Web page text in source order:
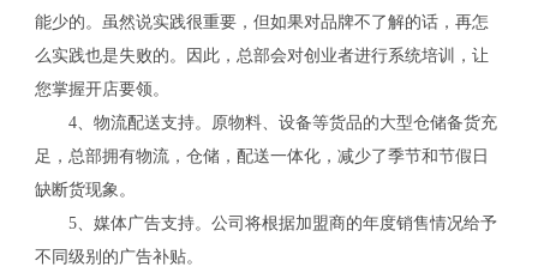
能少的。虽然说实践很重要，但如果对品牌不了解的话，再怎
么实践也是失败的。因此，总部会对创业者进行系统培训，让
您掌握开店要领。
4、物流配送支持。原物料、设备等货品的大型仓储备货充
足，总部拥有物流，仓储，配送一体化，减少了季节和节假日
缺断货现象。
5、媒体广告支持。公司将根据加盟商的年度销售情况给予
不同级别的广告补贴。